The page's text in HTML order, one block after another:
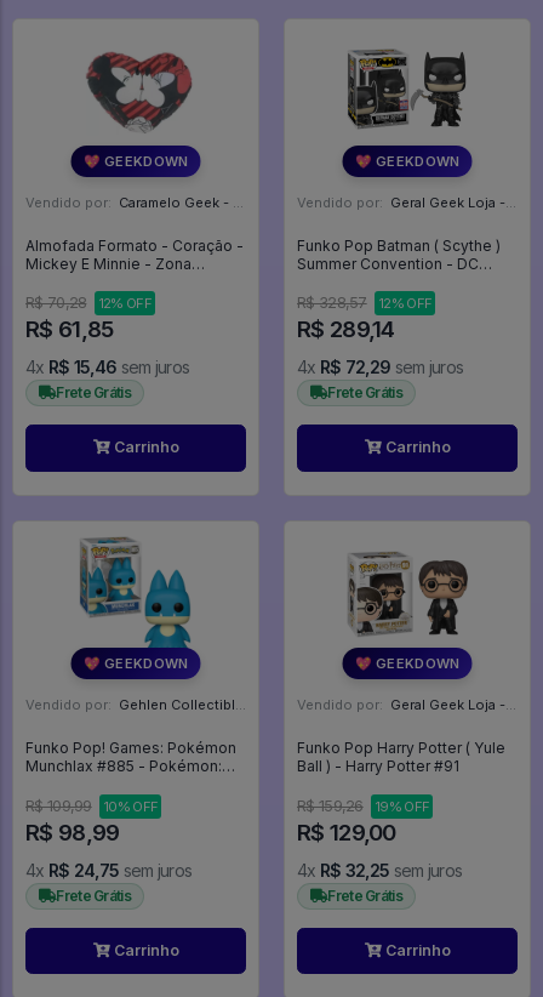
💖 GEEKDOWN
Vendido por: Caramelo Geek - DF
Almofada Formato - Coração -
Mickey E Minnie - Zona
R$ 70,28
12% OFF
R$ 61,85
4x R$ 15,46 sem juros
Frete Grátis
Carrinho
💖 GEEKDOWN
Vendido por: Geral Geek Loja - SP
Funko Pop Batman ( Scythe )
Summer Convention - DC
R$ 328,57
12% OFF
R$ 289,14
4x R$ 72,29 sem juros
Frete Grátis
Carrinho
💖 GEEKDOWN
Vendido por: Gehlen Collectibles - RS
Funko Pop! Games: Pokémon
Munchlax #885 - Pokémon:
R$ 109,99
10% OFF
R$ 98,99
4x R$ 24,75 sem juros
Frete Grátis
Carrinho
💖 GEEKDOWN
Vendido por: Geral Geek Loja - SP
Funko Pop Harry Potter ( Yule
Ball ) - Harry Potter #91
R$ 159,26 19% OFF
R$ 129,00
4x R$ 32,25 sem juros
Frete Grátis
Carrinho